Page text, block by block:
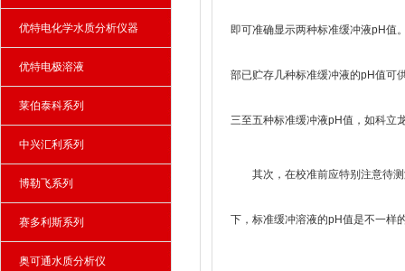
优特电化学水质分析仪器
优特电极溶液
莱伯泰科系列
中兴汇利系列
博勒飞系列
赛多利斯系列
奥可通水质分析仪
即可准确显示两种标准缓冲液pH值
部已贮存几种标准缓冲液的pH值可
三至五种标准缓冲液pH值，如科立
其次，在校准前应特别注意待测
下，标准缓冲溶液的pH值是不一样